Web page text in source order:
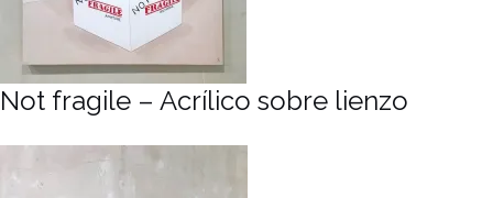
Not fragile – Acrílico sobre lienzo